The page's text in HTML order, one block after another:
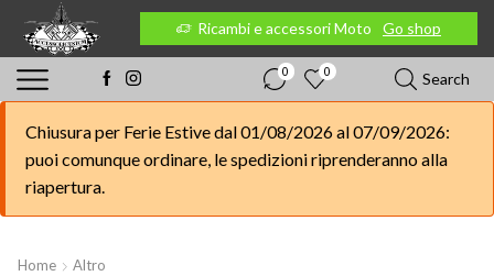
Go shop Ricambi e accessori Moto Go shop
0 0 Search
Chiusura per Ferie Estive dal 01/08/2026 al 07/09/2026:
puoi comunque ordinare, le spedizioni riprenderanno alla
riapertura.
Home Altro